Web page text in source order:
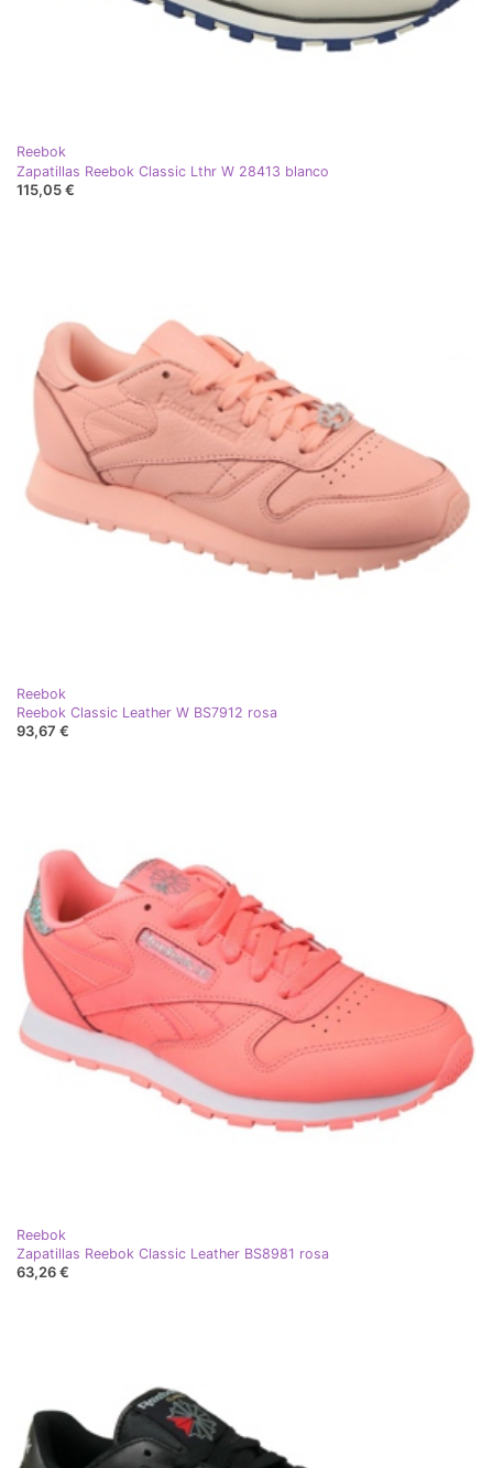
Reebok
Zapatillas Reebok Classic Lthr W 28413 blanco
115,05 €
Reebok
Reebok Classic Leather W BS7912 rosa
93,67 €
Reebok
Zapatillas Reebok Classic Leather BS8981 rosa
63,26 €